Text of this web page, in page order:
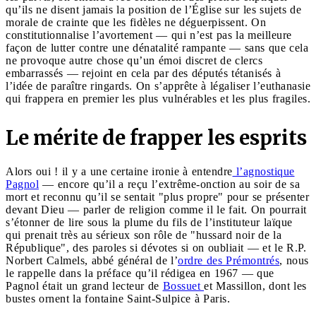
qu’ils ne disent jamais la position de l’Église sur les sujets de
morale de crainte que les fidèles ne déguerpissent. On
constitutionnalise l’avortement — qui n’est pas la meilleure
façon de lutter contre une dénatalité rampante — sans que cela
ne provoque autre chose qu’un émoi discret de clercs
embarrassés — rejoint en cela par des députés tétanisés à
l’idée de paraître ringards. On s’apprête à légaliser l’euthanasie
qui frappera en premier les plus vulnérables et les plus fragiles.
Le mérite de frapper les esprits
Alors oui ! il y a une certaine ironie à entendre l’agnostique
Pagnol — encore qu’il a reçu l’extrême-onction au soir de sa
mort et reconnu qu’il se sentait "plus propre" pour se présenter
devant Dieu — parler de religion comme il le fait. On pourrait
s’étonner de lire sous la plume du fils de l’instituteur laïque
qui prenait très au sérieux son rôle de "hussard noir de la
République", des paroles si dévotes si on oubliait — et le R.P.
Norbert Calmels, abbé général de l’ordre des Prémontrés, nous
le rappelle dans la préface qu’il rédigea en 1967 — que
Pagnol était un grand lecteur de Bossuet et Massillon, dont les
bustes ornent la fontaine Saint-Sulpice à Paris.